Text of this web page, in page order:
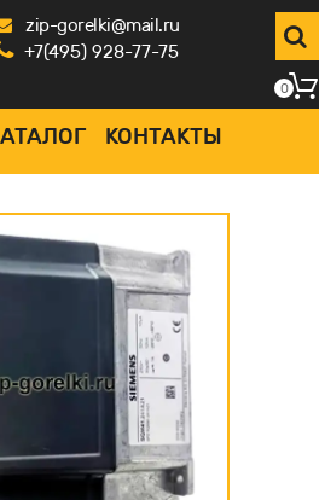
zip-gorelki@mail.ru
+7(495) 928-77-75
КОНТАКТЫ
0